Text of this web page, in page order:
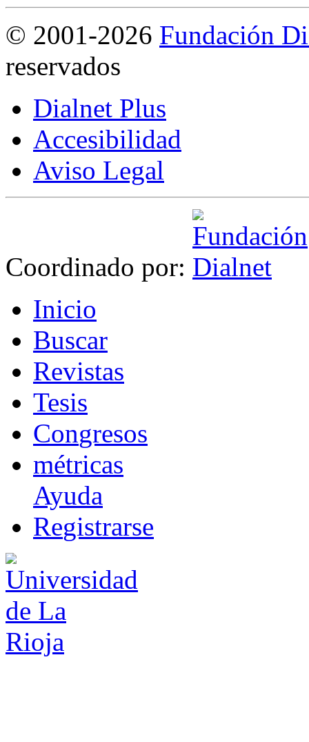
© 2001-2026 Fundación
reservados
Dialnet Plus
Accesibilidad
Aviso Legal
Coordinado por:
Inicio
Buscar
Revistas
Tesis
Congresos
métricas
Ayuda
Registrarse